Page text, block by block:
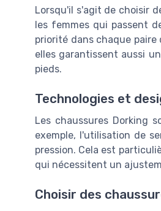
Lorsqu'il s'agit de choisir
les femmes qui passent
priorité dans chaque
elles garantissent aussi
pieds.
Technologies et
Les chaussures Dorking
exemple, l'utilisation de
pression. Cela est
qui nécessitent un
Choisir des